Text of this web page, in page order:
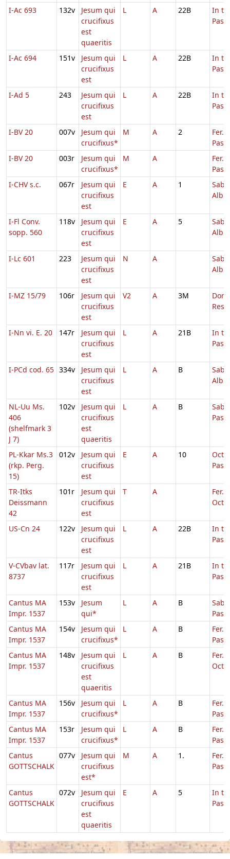
I-Ac 693 132v
Jesum qui
crucifixus
est
quaeritis
L A 22B
In
I-Ac 694 151v
Jesum qui
crucifixus
est
L A 22B
In
I-Ad 5 243
Jesum qui
crucifixus
est
L A 22B
In
I-BV 20 007v
Jesum qui
crucifixus*
M A 2
Fer.
I-BV 20
003r
Jesum qui
crucifixus*
M A
Fer.
I-CHV s.c.
067r
Jesum qui
crucifixus
est
E A 1
Albis
I-Fl Conv.
sopp. 560
118v
Jesum qui
crucifixus
est
E A 5
Albis
I-Lc 601 223
Jesum qui
crucifixus
est
N A
Albis
I-MZ 15/79 106r
Jesum qui
crucifixus
est
V2 A 3M
Dom.
I-Nn vi. E. 20 147r
Jesum qui
crucifixus
est
L A 21B
In
I-PCd cod. 65 334v
Jesum qui
crucifixus
est
L A B
Albis
NL-Uu Ms.
406
(shelfmark 3
J 7)
102v
Jesum qui
crucifixus
est
quaeritis
L A B
PL-Kkar Ms.3
(rkp. Perg.
15)
012v
Jesum qui
crucifixus
est
E A 10
TR-Itks
Deissmann
42
101r
Jesum qui
crucifixus
est
T A
Fer.
US-Cn 24 122v
Jesum qui
crucifixus
est
L A 22B
In
V-CVbav lat.
8737
117r
Jesum qui
crucifixus
est
L A 21B
In
Cantus MA
Impr. 1537
153v
Jesum
qui*
L A B
Cantus MA
Impr. 1537
154v
Jesum qui
crucifixus*
L A B
Fer.
Pasc.
Cantus MA
Impr. 1537
148v
Jesum qui
crucifixus
est
quaeritis
L A B
Fer.
Cantus MA
Impr. 1537
156v
Jesum qui
crucifixus*
L A B
Fer.
Pasc.
Cantus MA
Impr. 1537
153r
Jesum qui
crucifixus*
L A B
Fer.
Pasc.
Cantus
GOTTSCHALK
077v
Jesum qui
crucifixus
est*
M A 1.
Fer.
Cantus
GOTTSCHALK
072v
Jesum qui
crucifixus
est
quaeritis
E A 5
In